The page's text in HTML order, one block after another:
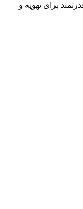
برای تهویه و